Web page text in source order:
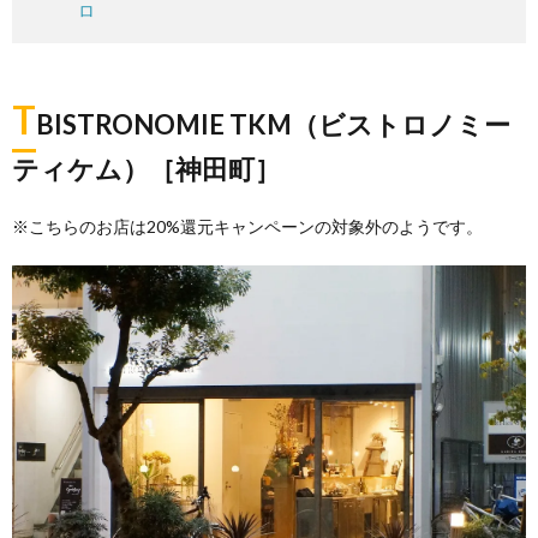
ロ
TBISTRONOMIE TKM（ビストロノミー
ティケム）［神田町］
※こちらのお店は20%還元キャンペーンの対象外のようです。